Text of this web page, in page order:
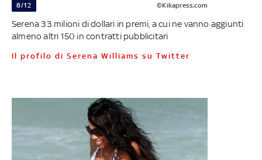
8/12 ©Kikapress.com
Serena 33 milioni di dollari in premi, a cui ne vanno aggiunti
almeno altri 150 in contratti pubblicitari
Il profilo di Serena Williams su Twitter